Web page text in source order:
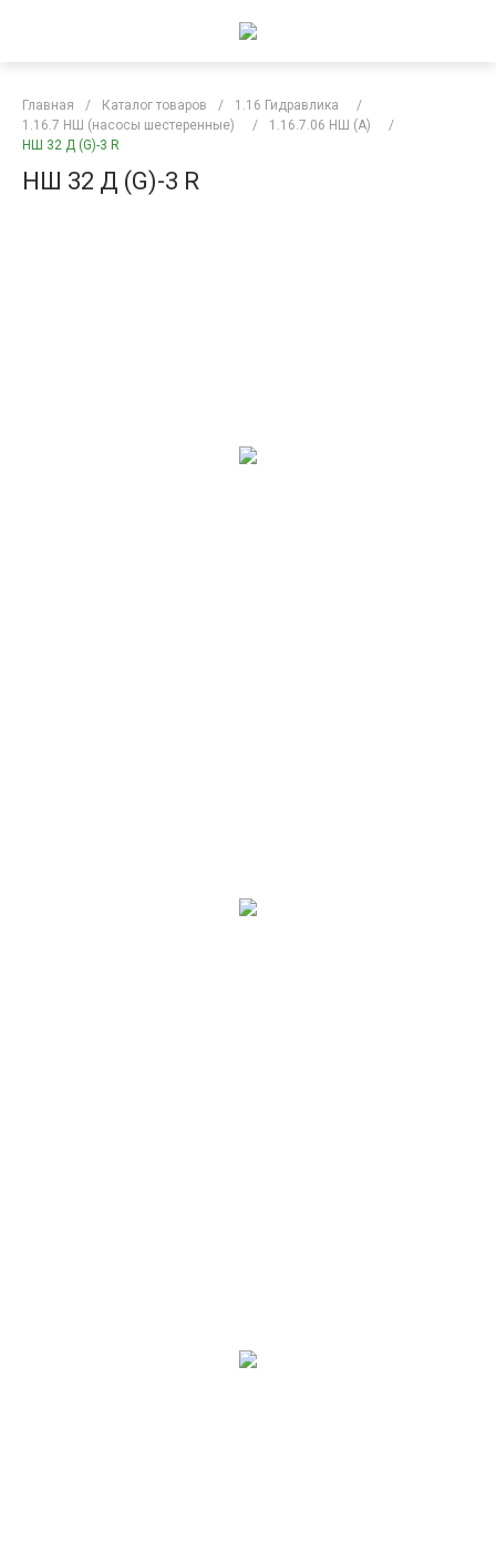
Главная / Каталог товаров / 1.16 Гидравлика
/
1.16.7 НШ (насосы шестеренные)
/ 1.16.7.06 НШ (А)
/
НШ 32 Д (G)-3 R
НШ 32 Д (G)-3 R